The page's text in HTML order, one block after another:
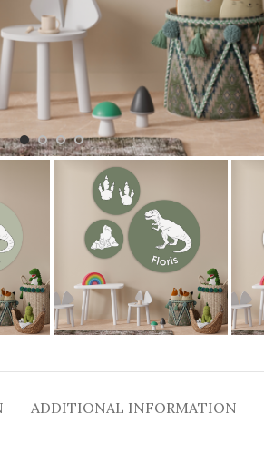
ADDITIONAL INFORMATION